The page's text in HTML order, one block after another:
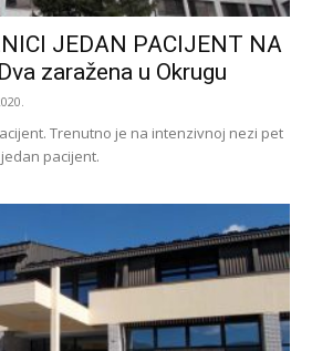
JEDAN PACIJENT NA
zaražena u Okrugu
Trenutno je na intenzivnoj nezi pet
pacijent.